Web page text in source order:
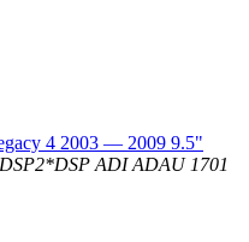
4 2003 — 2009 9.5"
DSP2*DSP ADI ADAU 1701